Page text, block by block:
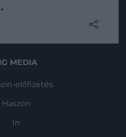
6 regényt jelentetett
összefügg.
MEDIA
előfizetés
Haszon
In